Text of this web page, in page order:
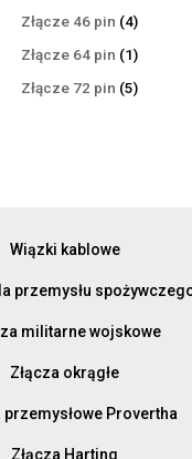
produkty
Złącze 46 pin 44
produkty
Złącze 64 pin 11
produkt
Złącze 72 pin 55
Wiązki kablowe
przemysłu
militarne wojskowe
Złącza okrągłe
przemysłowe Provertha
Złącza Harting